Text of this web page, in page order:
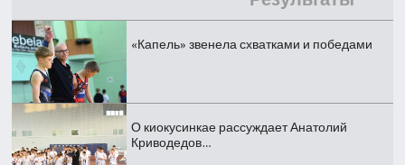
«Капель» звенела схватками и победами
О киокусинкае рассуждает Анатолий
Криводедов…